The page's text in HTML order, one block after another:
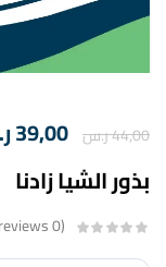
44,00ر.س 39,00
بذور الشيا زادنا
0